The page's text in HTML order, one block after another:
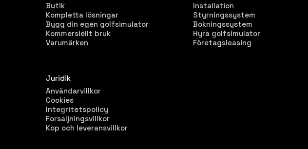
Butik
Kompletta lösningar
Bygg din egen golfsimulator
Kommersiellt bruk
Varumärken
Installation
Styrningssystem
Bokningssystem
Hyra golfsimulator
Företagsleasing
Juridik
Användarvillkor
Cookies
Integritetspolicy
Forsaljningsvillkor
Kop och leveransvillkor